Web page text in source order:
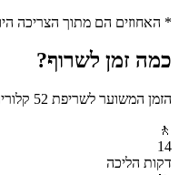
* האחוזים הם מתוך הצריכה
כמה זמן לשרוף?
הזמן המשוער לשריפת 52
🚶
14
דקות הליכה